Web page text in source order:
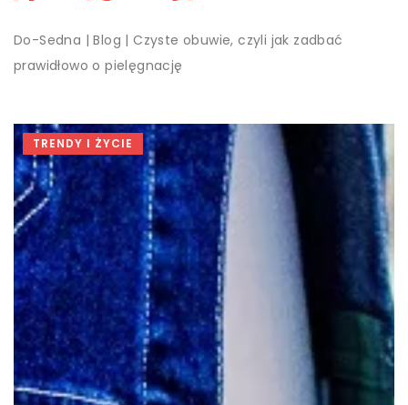
Do-Sedna |Blog |Czyste obuwie, czyli jak zadbać
prawidłowo o pielęgnację
TRENDY I ŻYCIE